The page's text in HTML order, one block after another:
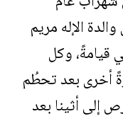
والدة الإله مريم
قيامةً، وكل
أخرى بعد تحطُم
إلى أثينا بعد